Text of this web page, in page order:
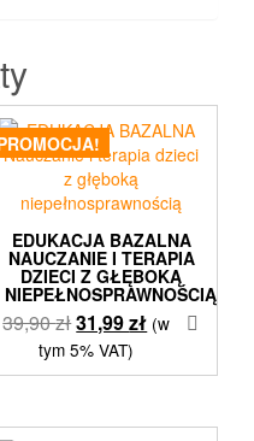
EDUKACJA BAZALNA
NAUCZANIE I TERAPIA
DZIECI Z GŁĘBOKĄ
NIEPEŁNOSPRAWNOŚCIĄ
39,90złPierwotna
cena
wynosiła:
31,99złAktualna
wynosi:
(w
tym 5% VAT)